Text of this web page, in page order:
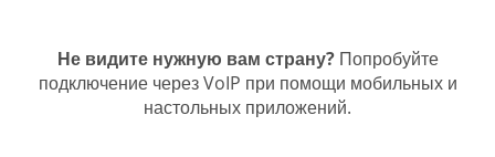
Не видите нужную вам страну?Попробуйте
подключение через VoIP при помощи мобильных и
настольных приложений.